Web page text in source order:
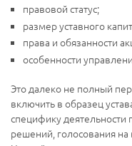
правовой статус;
размер уставного
права и обязанности
особенности
Это далеко не полный
включить в образец
специфику деятельности
решений, голосования